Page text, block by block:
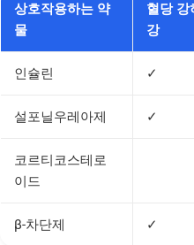
상호작용하는 약
물
혈당 강
강
인슐린 ✓
설포닐우레아제 ✓
코르티코스테로
이드
β-차단제 ✓